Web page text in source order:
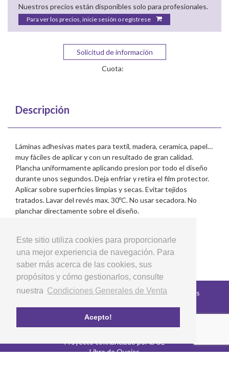
Este sitio utiliza cookies para proporcionarle
una mejor experiencia de navegación. Para
saber más acerca de las cookies, sus
propósitos y cómo gestionarlos, consulte
nuestra Condiciones Generales de Venta
Acepto!
Nuestros precios están disponibles solo para profesionales.
Para ver los precios, inicie sesión o regístrese
Solicitud de información
Cuota:
Descripción
Láminas adhesivas mates para textil, madera, ceramica, papel…
muy fáciles de aplicar y con un resultado de gran calidad.
Plancha uniformamente aplicando presion por todo el diseño
durante unos segundos. Deja enfriar y retira el film protector.
Aplicar sobre superficies limpias y secas. Evitar tejidos
tratados. Lavar del revés max. 30ºC. No usar secadora. No
planchar directamente sobre el diseño.
Copyright © 2026 LG Arts Crafts Todos los derechos
Condiciones Generales de Venta
Preguntas Frecuentes
Proyecto cofinanciado por la UE
Libro de Quejas